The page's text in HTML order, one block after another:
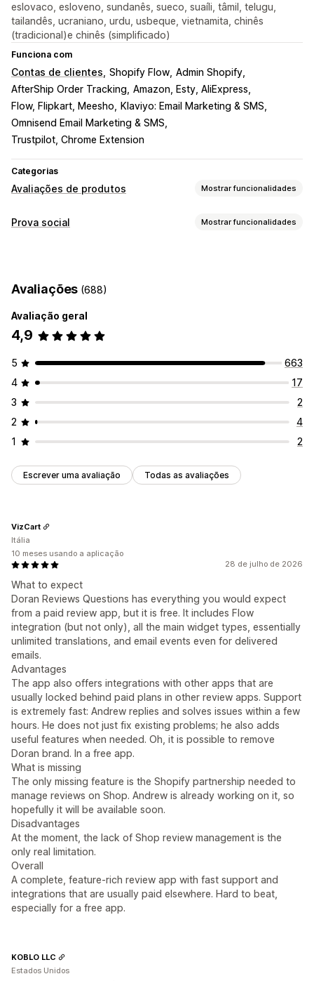
eslovaco, esloveno, sundanês, sueco, suaíli, tâmil, telugu,
tailandês, ucraniano, urdu, usbeque, vietnamita, chinês
(tradicional)e chinês (simplificado)
Funciona com
Contas de clientes Shopify Flow Admin Shopify
AfterShip Order Tracking Amazon, Esty, AliExpress
Flow, Flipkart, Meesho
Klaviyo: Email Marketing & SMS
Omnisend Email Marketing & SMS
Trustpilot, Chrome Extension
Categorias
Avaliações de produtos Mostrar funcionalidades
Opções de apresentação
Esquema de grelha
Página de todas as avaliações
Destaques de avaliações
Fragmentos ricos
Conteúdo gerado pelo utilizador nas redes sociais
Pop-ups
Promoções
Importar e exportar Migração de avaliações
Distribuição de avaliações Automatizações
Prova social Mostrar funcionalidades
Opções de apresentação
Visualizações de produtos
Multilingue
Análise de dados
Rastreio do envolvimento
Avaliações (688)
Avaliação geral
4,9
5
663
4
17
3
2
2
4
1
2
Escrever uma avaliação Todas as avaliações
28 de julho de 2026
What to expect
Doran Reviews Questions has everything you would expect
from a paid review app, but it is free. It includes Flow
integration (but not only), all the main widget types, essentially
unlimited translations, and email events even for delivered
emails.
Advantages
The app also offers integrations with other apps that are
usually locked behind paid plans in other review apps. Support
is extremely fast: Andrew replies and solves issues within a few
hours. He does not just fix existing problems; he also adds
useful features when needed. Oh, it is possible to remove
Doran brand. In a free app.
What is missing
The only missing feature is the Shopify partnership needed to
manage reviews on Shop. Andrew is already working on it, so
hopefully it will be available soon.
Disadvantages
At the moment, the lack of Shop review management is the
only real limitation.
Overall
A complete, feature-rich review app with fast support and
integrations that are usually paid elsewhere. Hard to beat,
especially for a free app.
VizCart
Itália
10 meses usando a aplicação
KOBLO LLC
Estados Unidos